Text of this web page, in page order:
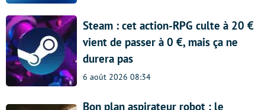
Steam : cet action-RPG culte à 20 €
vient de passer à 0 €, mais ça ne
durera pas
6 août 2026 08:34
Bon plan aspirateur robot : le